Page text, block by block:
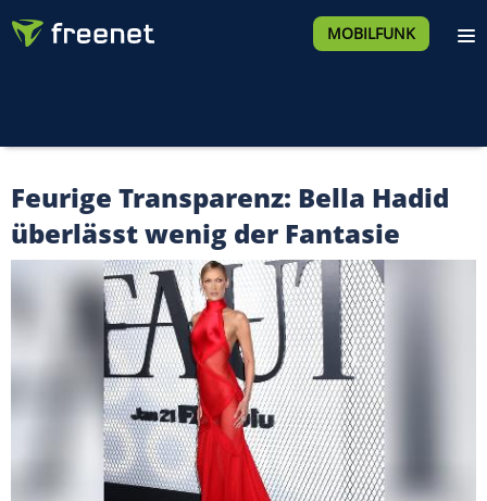
MOBILFUNK
Feurige Transparenz: Bella Hadid
überlässt wenig der Fantasie